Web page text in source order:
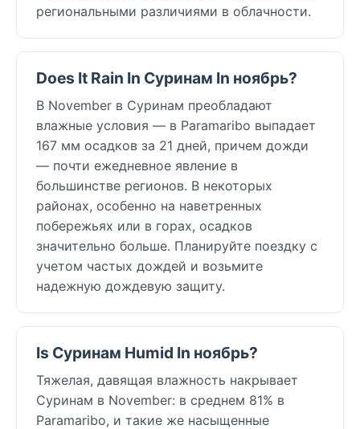
региональными различиями в облачности.
Does It Rain In Суринам In ноябрь?
В November в Суринам преобладают
влажные условия — в Paramaribo выпадает
167 мм осадков за 21 дней, причем дожди
— почти ежедневное явление в
большинстве регионов. В некоторых
районах, особенно на наветренных
побережьях или в горах, осадков
значительно больше. Планируйте поездку с
учетом частых дождей и возьмите
надежную дождевую защиту.
Is Суринам Humid In ноябрь?
Тяжелая, давящая влажность накрывает
Суринам в November: в среднем 81% в
Paramaribo, и такие же насыщенные